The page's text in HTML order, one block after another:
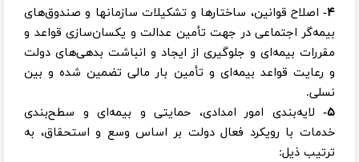
۴- اصلاح قوانین، ساختارها و تشکیلات سازمانها و صندوق‌های
بیمه‌گر اجتماعی در جهت تأمین عدالت و یکسان‌سازی قواعد و
مقررات بیمه‌ای و جلوگیری از ایجاد و انباشت بدهی‌های دولت
و رعایت قواعد بیمه‌ای و تأمین بار مالی تضمین شده و بین
نسلی.
۵-
لایه‌بندی امور امدادی، حمایتی و بیمه‌ای و سطح‌بندی
خدمات با رویکرد فعال دولت بر اساس وسع و استحقاق، به
ترتیب ذیل: